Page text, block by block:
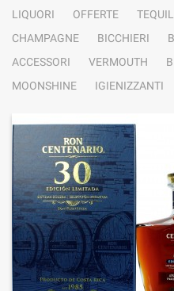
LIQUORI
OFFERTE
CHAMPAGNE
BICCHIERI
ACCESSORI
VERMOUTH
MOONSHINE
IGIENIZZANTI